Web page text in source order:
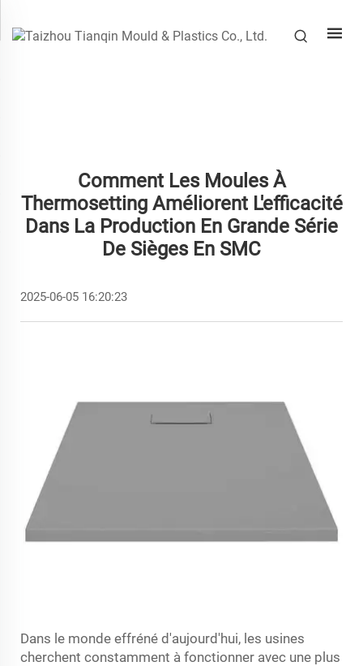
Comment Les Moules À
Thermosetting Améliorent L'efficacité
Dans La Production En Grande Série
De Sièges En SMC
2025-06-05 16:20:23
Dans le monde effréné d'aujourd'hui, les usines
cherchent constamment à fonctionner avec une plus